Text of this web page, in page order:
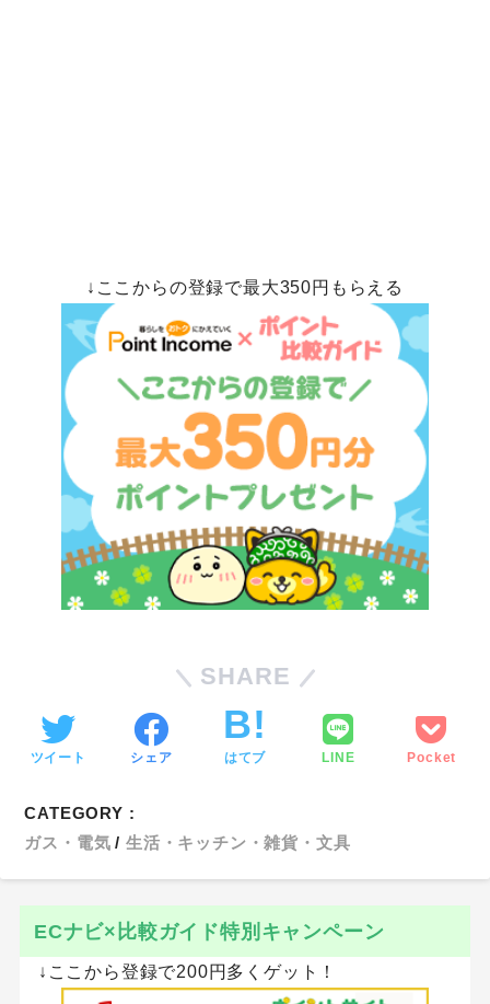
↓ここからの登録で最大350円もらえる
SHARE
ツイート シェア はてブ LINE Pocket
CATEGORY :
ガス・電気
生活・キッチン・雑貨・文具
ECナビ×比較ガイド特別キャンペーン
↓ここから登録で200円多くゲット！